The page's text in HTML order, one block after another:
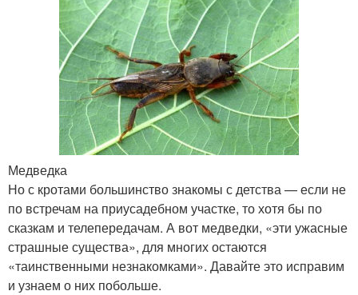
Медведка
Но с кротами большинство знакомы с детства — если не
по встречам на приусадебном участке, то хотя бы по
сказкам и телепередачам. А вот медведки, «эти ужасные
страшные существа», для многих остаются
«таинственными незнакомками». Давайте это исправим
и узнаем о них побольше.